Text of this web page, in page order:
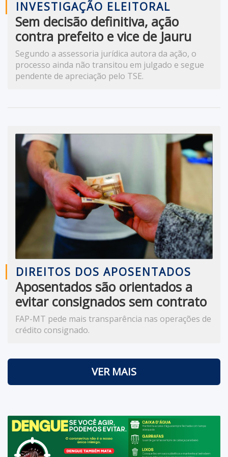
INVESTIGAÇÃO ELEITORAL
Sem decisão definitiva, ação
contra prefeito e vice de Jauru
continua no TSE
Segundo a assessoria jurídica autora da ação, o
processo ainda não transitou em julgado e segue
pendente de apreciação pelo TSE.
DIREITOS DOS APOSENTADOS
Aposentados são orientados a
evitar consignados sem contrato
físico
FAP-MT pede mais transparência nas operações de
crédito consignado.
VER MAIS